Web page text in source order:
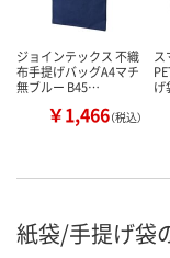
ジョインテックス 不織
布手提げバッグA4マチ
無ブルー B45…
￥1,466（税込）
げ
紙袋/手提げ袋